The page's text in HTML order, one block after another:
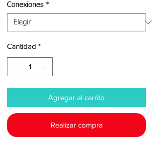
Conexiones *
Cantidad *
Agregar al carrito
Realizar compra